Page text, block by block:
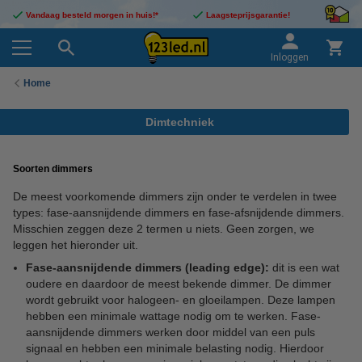
Vandaag besteld morgen in huis!* Laagsteprijsgarantie!
Inloggen
Home
Dimtechniek
Soorten dimmers
De meest voorkomende dimmers zijn onder te verdelen in twee
types: fase-aansnijdende dimmers en fase-afsnijdende dimmers.
Misschien zeggen deze 2 termen u niets. Geen zorgen, we
leggen het hieronder uit.
Fase-aansnijdende dimmers (leading edge): dit is een wat
oudere en daardoor de meest bekende dimmer. De dimmer
wordt gebruikt voor halogeen- en gloeilampen. Deze lampen
hebben een minimale wattage nodig om te werken. Fase-
aansnijdende dimmers werken door middel van een puls
signaal en hebben een minimale belasting nodig. Hierdoor